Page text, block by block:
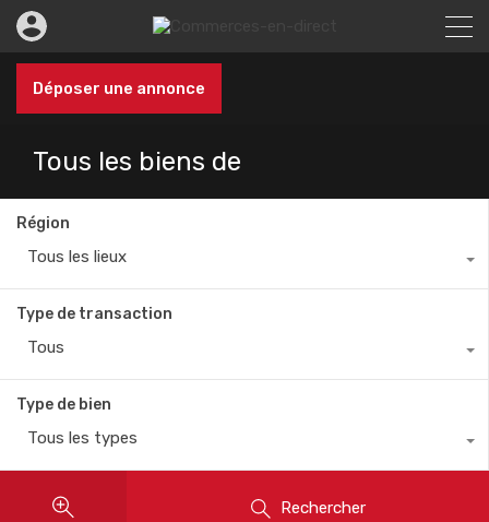
Déposer une annonce
Tous les biens de
Région
Tous les lieux
Type de transaction
Tous
Type de bien
Tous les types
Rechercher